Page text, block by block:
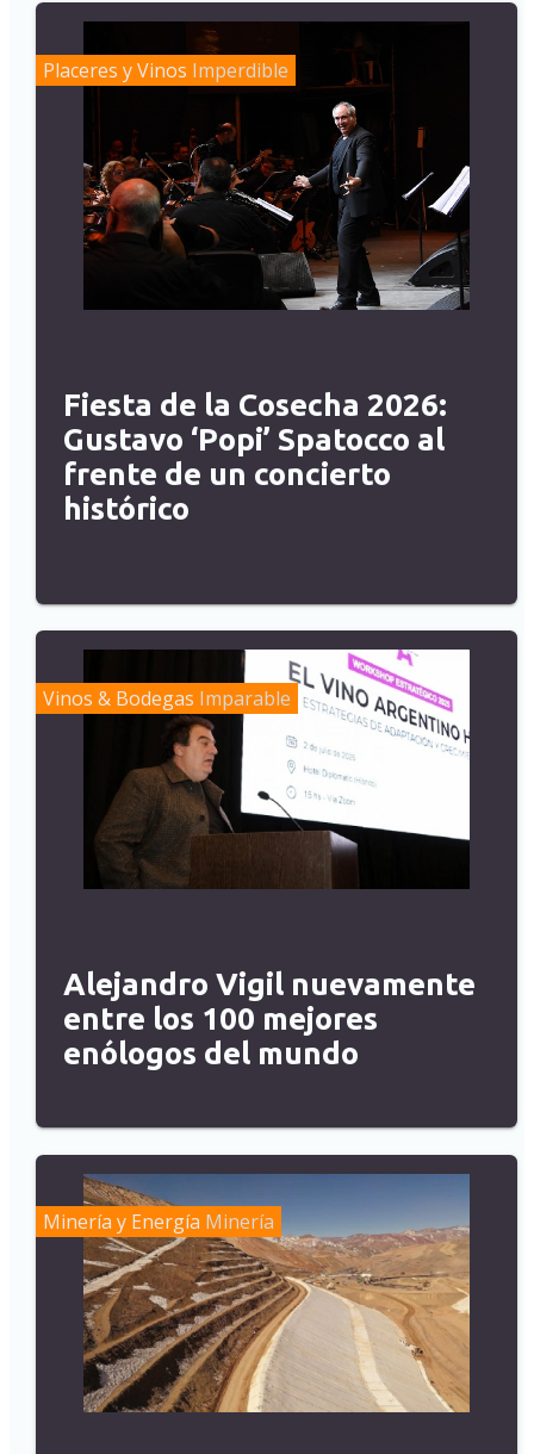
Placeres y Vinos Imperdible
Fiesta de la Cosecha 2026:
Gustavo ‘Popi’ Spatocco al
frente de un concierto
histórico
Vinos & Bodegas Imparable
Alejandro Vigil nuevamente
entre los 100 mejores
enólogos del mundo
Minería y Energía Minería